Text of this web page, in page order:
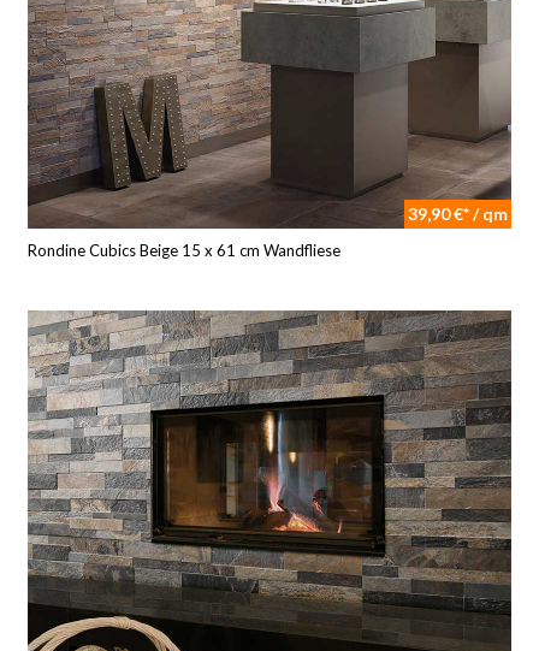
39,90 €* / qm
Rondine Cubics Beige 15 x 61 cm Wandfliese